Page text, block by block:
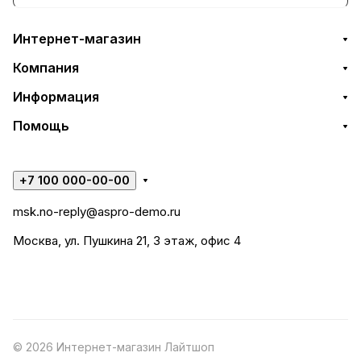
Интернет-магазин
Компания
Информация
Помощь
+7 100 000-00-00
msk.no-reply@aspro-demo.ru
Москва, ул. Пушкина 21, 3 этаж, офис 4
© 2026 Интернет-магазин Лайтшоп